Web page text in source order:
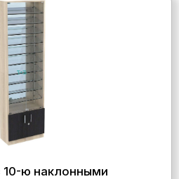
10-ю наклонными